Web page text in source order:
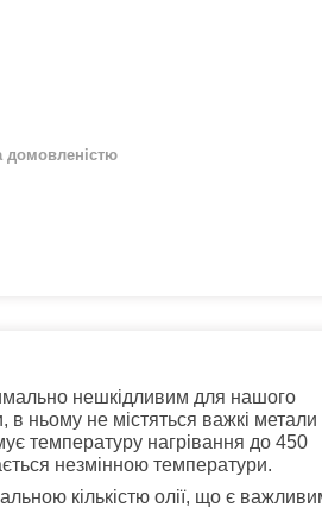
домовленістю
нешкідливим для нашого
ньому не містяться важкі метали
температуру нагрівання до 450
незмінною температури.
кількістю олії, що є